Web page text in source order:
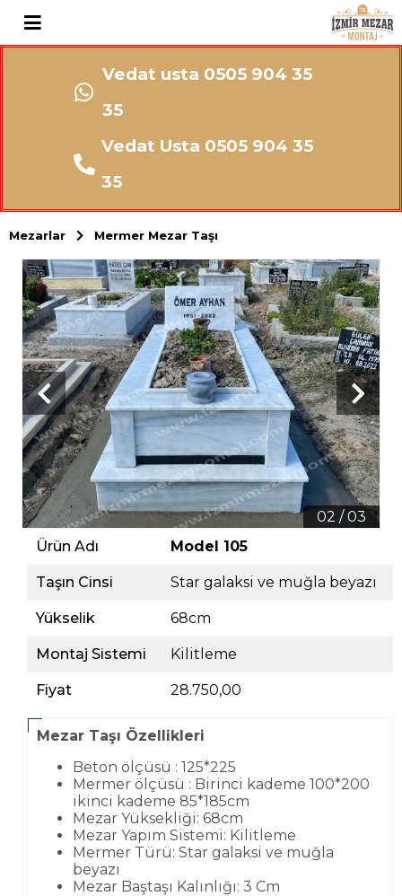
Vedat usta 0505 904 35
35
Vedat Usta 0505 904 35
35
Mezarlar Mermer Mezar Taşı
02 / 03
Ürün Adı
Model 105
Taşın Cinsi Star galaksi ve muğla beyazı
Yükselik 68cm
Montaj Sistemi Kilitleme
Fiyat 28.750,00
Mezar Taşı Özellikleri
Beton ölçüsü : 125*225
Mermer ölçüsü : Birinci kademe 100*200
ikinci kademe 85*185cm
Mezar Yüksekliği: 68cm
Mezar Yapım Sistemi: Kilitleme
Mermer Türü: Star galaksi ve muğla
beyazı
Mezar Baştaşı Kalınlığı: 3 Cm